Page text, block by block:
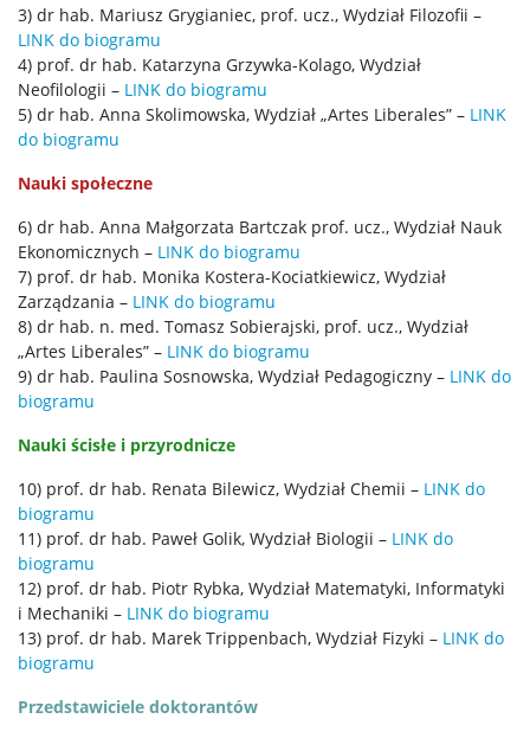
3) dr hab. Mariusz Grygianiec, prof. ucz., Wydział Filozofii –
LINK do biogramu
4) prof. dr hab. Katarzyna Grzywka-Kolago, Wydział
Neofilologii – LINK do biogramu
5) dr hab. Anna Skolimowska, Wydział „Artes Liberales” – LINK
do biogramu
Nauki społeczne
6) dr hab. Anna Małgorzata Bartczak prof. ucz., Wydział Nauk
Ekonomicznych – LINK do biogramu
7) prof. dr hab. Monika Kostera-Kociatkiewicz, Wydział
Zarządzania – LINK do biogramu
8) dr hab. n. med. Tomasz Sobierajski, prof. ucz., Wydział
„Artes Liberales” – LINK do biogramu
9) dr hab. Paulina Sosnowska, Wydział Pedagogiczny – LINK do
biogramu
Nauki ścisłe i przyrodnicze
10) prof. dr hab. Renata Bilewicz, Wydział Chemii – LINK do
biogramu
11) prof. dr hab. Paweł Golik, Wydział Biologii – LINK do
biogramu
12) prof. dr hab. Piotr Rybka, Wydział Matematyki, Informatyki
i Mechaniki – LINK do biogramu
13) prof. dr hab. Marek Trippenbach, Wydział Fizyki – LINK do
biogramu
Przedstawiciele doktorantów